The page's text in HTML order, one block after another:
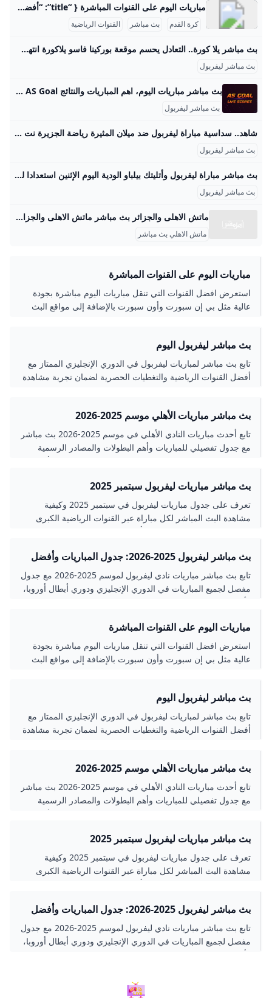
مباريات اليوم على القنوات المباشرة { “title”: “أفضل القنوات لمتابعة مباريات اليوم مباشرة”, “slug”: “afdal-alqanawat-limtabaat-mubarat-alyawm-mubasharatan”, “subtitle”: “اكتشف القنوات الشهيرة لبث المباريات الحيّة بجودة عالية”, “description”: “تعرف على أهم القنوات التي تبث مباريات كرة القدم مباشرة اليوم، مثل بي إن سبورت، أون سبورت، وغيرها. شاهد مباريات دوري أبطال أوروبا، الدوري الإنجليزي، الدوري المصري والدوري السعودي بجودة عالية دون تقطيع عبر مواقع ومنصات متخصصة.”, “keywords”: “مباريات اليوم”, “القنوات الناقلة”, “بث مباشر”, “tags”: “كرة القدم”, “بث مباشر”, “الرياضة” }تُعد متابعة مباريات كرة القدم مباشرة على التلفزيون من الأنشطة الرياضية الأكثر شعبية في العالم العربي، حيث توفر القنوات المتعددة حقوق بث المباريات الحيّة عبر شاشاتها.
كرة القدم بث مباشر القنوات الرياضية
بث مباشر يلا كورة.. التعادل يحسم موقعة بوركينا فاسو يلاكورة انتهت مواجهة منتخب مصر أمام نظيره البوركيني بالتعادل السلبي، في اللقاء الذي جمعهما مساء اليوم على ملعب 4 أغسطس بالعاصمة واجادوجو، ضمن منافسات الجولة الثامنة من التصفيات الإفريقية المؤهلة إلى كأس العالم 2026. مباريات الغد كتب - محمد الهادي 08:58 م 09/09/2025 التعادل يؤجل فرحة الفراعنة تابعنا على انتهت مواجهة منتخب مصر أمام نظيره البوركيني بالتعادل السلبي، في اللقاء الذي جمعهما مساء اليوم على ملعب 4 أغسطس بالعاصمة واجادوجو، ضمن منافسات الجولة الثامنة من التصفيات الإفريقية المؤهلة إلى كأس العالم 2026.
بث مباشر ليفربول
بث مباشر مباريات اليوم، اهم المباريات والنتائج AS Goal بث مباشر اهم مباريات اليوم والغد علي موقع اس جول لايف - AS Goal عبر خدمة روابط مشاهدة أهم المباريات في مختلف الدوريات والبطولات حول العالم. جدول اهم مباريات اليوم علي موقع اس جول - AS Goal, عبر خدمة النتائج المباشرة واحصائيات أهم المباريات في مختلف الدوريات والبطولات حول العالم .
بث مباشر ليفربول
شاهد.. سداسية مباراة ليفربول ضد ميلان المثيرة رياضة الجزيرة نت حقق ميلان الإيطالي فوزا مثيرا على ليفربول الإنجليزي 4-2، اليوم السبت، في مباراة ودية قوية أقيمت في هونغ كونغ.
بث مباشر ليفربول
بث مباشر مباراة ليفربول وأتليتك بيلباو الودية اليوم الإثنين استعدادا للموسم الجديد - موقع الموقع يتزايد بحث محبي ومشجعي الريدز، عن طريقة مشاهدة المباراة الودية، التي تجمع بين ناديي ليفربول وأتليتك بيلباو اليوم، ضمن الاستعدادات موقع الموقع4 أغسطس 2025 . 3:37 مساءً يواجه الفريق الأول لكرة القدم بنادي ليفربول الإنجليزي، ودية مزدوجة” ضد أتلتيك بيلباو الإسباني، اليوم الإثنين، على أرضية ميدان ملعب “آنفيلد”، في ختام استعدادات بطل النسخة الأخيرة من مسابقة الدوري الإنجليزي الممتاز، لانطلاق موسم 2025- 2026، بعد سلسلة من المباريات الودية. بث مباشر مباراة ليفربول وأتليتك بيلباو تنطلق المباراة الأولى بين كلا الفريقين الليلة، في تمام الساعة السابعة مساءً بتوقيت القاهرة، وتقام المباراة الثانية بين الناديين في تمام الساعة العاشرة مساءً.
بث مباشر ليفربول
ماتش الاهلى والجزائر بث مباشر ماتش الاهلى والجزائر بث مباشر الثلاثاء 02 أكتوبر 2018 | 10:22 مساءًالثلاثاء 02 أكتوبر 2018 | 09:59 مساءًالاربعاء 03 أكتوبر 2018 | 12:47 صباحاًالثلاثاء 02 أكتوبر 2018 | 09:31 مساءًالثلاثاء 02 أكتوبر 2018 | 09:28 مساءًالثلاثاء 02 أكتوبر 2018 | 09:13 مساءًالثلاثاء 02 أكتوبر 2018 | 08:38 مساءً
ماتش الاهلي بث مباشر
مباريات اليوم على القنوات المباشرة
استعرض افضل القنوات التي تنقل مباريات اليوم مباشرة بجودة
عالية مثل بي إن سبورت وأون سبورت بالإضافة إلى مواقع البث
بث مباشر ليفربول اليوم
تابع بث مباشر لمباريات ليفربول في الدوري الإنجليزي الممتاز مع
أفضل القنوات الرياضية والتغطيات الحصرية لضمان تجربة مشاهدة
بث مباشر مباريات الأهلي موسم 2025-2026
تابع أحدث مباريات النادي الأهلي في موسم 2025-2026 بث مباشر
مع جدول تفصيلي للمباريات وأهم البطولات والمصادر الرسمية
بث مباشر مباريات ليفربول سبتمبر 2025
تعرف على جدول مباريات ليفربول في سبتمبر 2025 وكيفية
مشاهدة البث المباشر لكل مباراة عبر القنوات الرياضية الكبرى
دقيقة حول توقيتات المباريات والقنوات الناقلة.بث مباشر ليفربول 2025-2026: جدول المباريات وأفضل
القنوات
تابع بث مباشر مباريات نادي ليفربول لموسم 2025-2026 مع جدول
مفصل لجميع المباريات في الدوري الإنجليزي ودوري أبطال أوروبا،
مباريات اليوم على القنوات المباشرة
استعرض افضل القنوات التي تنقل مباريات اليوم مباشرة بجودة
عالية مثل بي إن سبورت وأون سبورت بالإضافة إلى مواقع البث
بث مباشر ليفربول اليوم
تابع بث مباشر لمباريات ليفربول في الدوري الإنجليزي الممتاز مع
أفضل القنوات الرياضية والتغطيات الحصرية لضمان تجربة مشاهدة
بث مباشر مباريات الأهلي موسم 2025-2026
تابع أحدث مباريات النادي الأهلي في موسم 2025-2026 بث مباشر
مع جدول تفصيلي للمباريات وأهم البطولات والمصادر الرسمية
بث مباشر مباريات ليفربول سبتمبر 2025
تعرف على جدول مباريات ليفربول في سبتمبر 2025 وكيفية
مشاهدة البث المباشر لكل مباراة عبر القنوات الرياضية الكبرى
دقيقة حول توقيتات المباريات والقنوات الناقلة.بث مباشر ليفربول 2025-2026: جدول المباريات وأفضل
القنوات
تابع بث مباشر مباريات نادي ليفربول لموسم 2025-2026 مع جدول
مفصل لجميع المباريات في الدوري الإنجليزي ودوري أبطال أوروبا،